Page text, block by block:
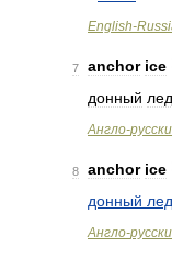
English-
7 anchor ice
донный лед
Англо-
8 anchor ice
донный лед
Англо-